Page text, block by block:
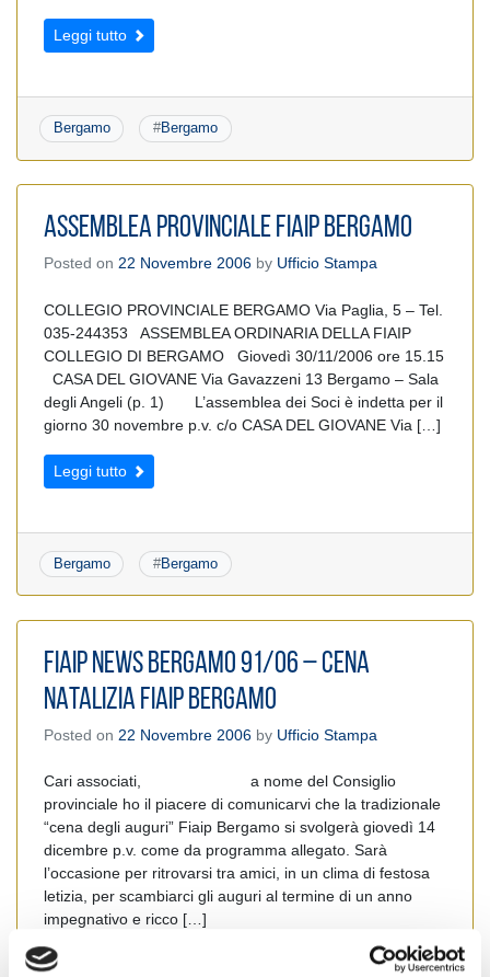
Leggi tutto
Bergamo #Bergamo
ASSEMBLEA PROVINCIALE FIAIP BERGAMO
Posted on 22 Novembre 2006 by Ufficio Stampa
COLLEGIO PROVINCIALE BERGAMO Via Paglia, 5 – Tel.
035-244353 ASSEMBLEA ORDINARIA DELLA FIAIP
COLLEGIO DI BERGAMO Giovedì 30/11/2006 ore 15.15
CASA DEL GIOVANE Via Gavazzeni 13 Bergamo – Sala
degli Angeli (p. 1) L’assemblea dei Soci è indetta per il
giorno 30 novembre p.v. c/o CASA DEL GIOVANE Via […]
Leggi tutto
Bergamo #Bergamo
FIAIP NEWS BERGAMO 91/06 – CENA
NATALIZIA FIAIP BERGAMO
Posted on 22 Novembre 2006 by Ufficio Stampa
Cari associati, a nome del Consiglio
provinciale ho il piacere di comunicarvi che la tradizionale
“cena degli auguri” Fiaip Bergamo si svolgerà giovedì 14
dicembre p.v. come da programma allegato. Sarà
l’occasione per ritrovarsi tra amici, in un clima di festosa
letizia, per scambiarci gli auguri al termine di un anno
impegnativo e ricco […]
Leggi tutto